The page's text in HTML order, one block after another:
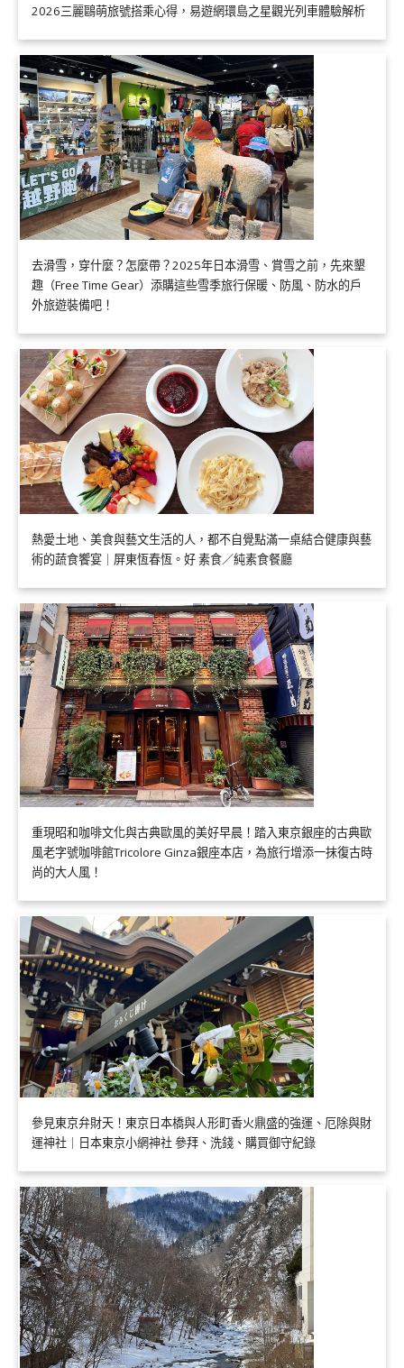
2026三麗鷗萌旅號搭乘心得，易遊網環島之星觀光列車體驗解析
去滑雪，穿什麼？怎麼帶？2025年日本滑雪、賞雪之前，先來墾
趣（Free Time Gear）添購這些雪季旅行保暖、防風、防水的戶
外旅遊裝備吧！
熱愛土地、美食與藝文生活的人，都不自覺點滿一桌結合健康與藝
術的蔬食饗宴｜屏東恆春恆。好 素食／純素食餐廳
重現昭和咖啡文化與古典歐風的美好早晨！踏入東京銀座的古典歐
風老字號咖啡館Tricolore Ginza銀座本店，為旅行增添一抹復古時
尚的大人風！
參見東京弁財天！東京日本橋與人形町香火鼎盛的強運、厄除與財
運神社｜日本東京小網神社 參拜、洗錢、購買御守紀錄